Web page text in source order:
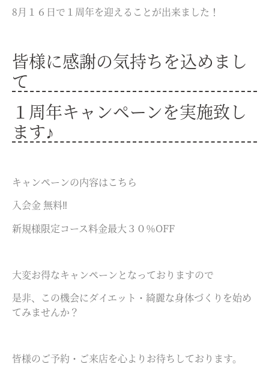
8月１６日で１周年を迎えることが出来ました！
皆様に感謝の気持ちを込めまし
て
１周年キャンペーンを実施致し
ます♪
キャンペーンの内容はこちら
入会金 無料‼
新規様限定コース料金最大３０％OFF
大変お得なキャンペーンとなっておりますので
是非、この機会にダイエット・綺麗な身体づくりを始め
てみませんか？
皆様のご予約・ご来店を心よりお待ちしております。